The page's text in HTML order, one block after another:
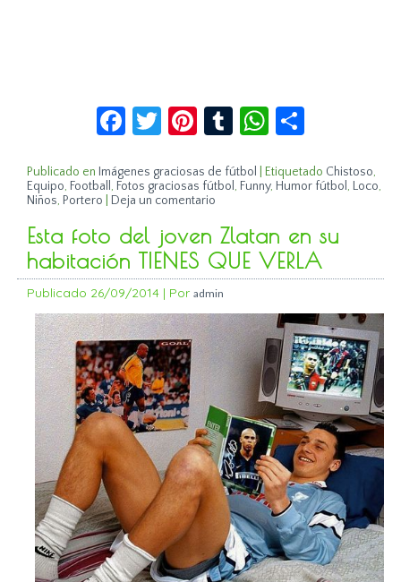
Facebook
Twitter
Pinterest
TumblrWhatsApp
Publicado en Imágenes graciosas de fútbol Etiquetado Chistoso,
Equipo, Football, Fotos graciosas fútbol, Funny, Humor fútbol, Loco,
Niños, Portero Deja un comentario
Esta foto del joven Zlatan en su
habitación TIENES QUE VERLA
Publicado 26/09/2014 | Por admin